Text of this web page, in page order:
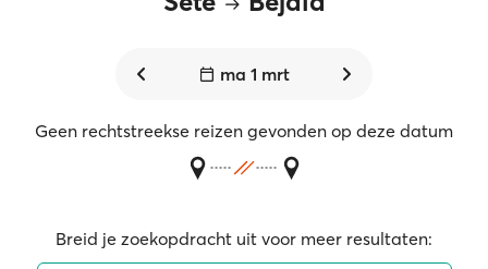
ma 1 mrt
Geen rechtstreekse reizen gevonden op deze datum
Breid je zoekopdracht uit voor meer resultaten: